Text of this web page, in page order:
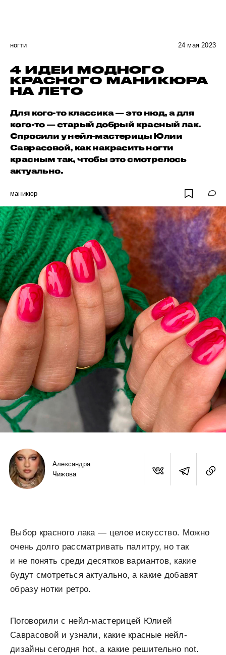
ногти 24 мая 2023
4 ИДЕИ МОДНОГО
КРАСНОГО МАНИКЮРА
НА ЛЕТО
Для кого-то классика — это нюд, а для
кого-то — старый добрый красный лак.
Спросили у нейл-мастерицы Юлии
Саврасовой, как накрасить ногти
красным так, чтобы это смотрелось
актуально.
маникюр
Александра
Чижова
Выбор красного лака — целое искусство. Можно
очень долго рассматривать палитру, но так
и не понять среди десятков вариантов, какие
будут смотреться актуально, а какие добавят
образу нотки ретро.
Поговорили с нейл-мастерицей Юлией
Саврасовой и узнали, какие красные нейл-
дизайны сегодня hot, а какие решительно not.